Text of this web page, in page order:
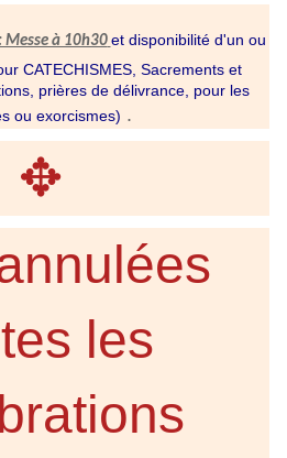
à 10h30 et disponibilité d'un ou
CATECHISMES, Sacrements et
prières de délivrance, pour les
ou exorcismes) .
✥
les